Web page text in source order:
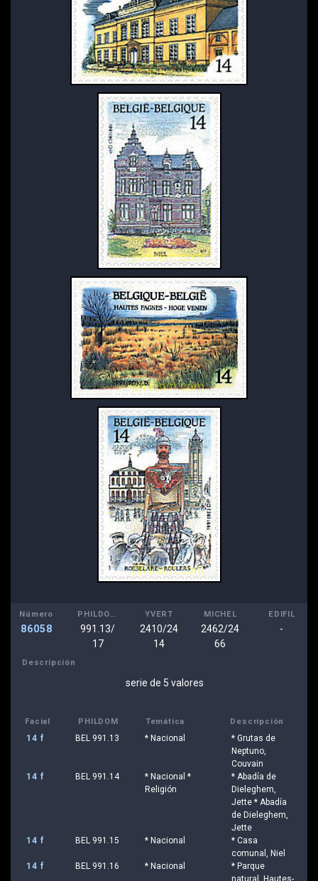
Número
86058
PHILDOM
991.13/
17
YVERT
2410/24
14
MICHEL
2462/24
66
EDIFIL
-
Descripción
serie de 5 valores
Facial PHILDOM Temática Descripción
14 f BEL 991.13 * Nacional
* Grutas de
Neptuno,
Couvain
14 f
BEL 991.14
* Nacional *
Religión
* Abadía de
Dieleghem,
Jette * Abadía
de Dieleghem,
Jette
14 f
BEL 991.15 * Nacional
* Casa
comunal, Niel
14 f
BEL 991.16 * Nacional
* Parque
natural, Hautes-